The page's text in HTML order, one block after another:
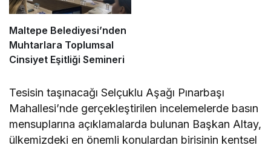
Maltepe Belediyesi’nden
Muhtarlara Toplumsal
Cinsiyet Eşitliği Semineri
Tesisin taşınacağı Selçuklu Aşağı Pınarbaşı
Mahallesi’nde gerçekleştirilen incelemelerde basın
mensuplarına açıklamalarda bulunan Başkan Altay,
ülkemizdeki en önemli konulardan birisinin kentsel